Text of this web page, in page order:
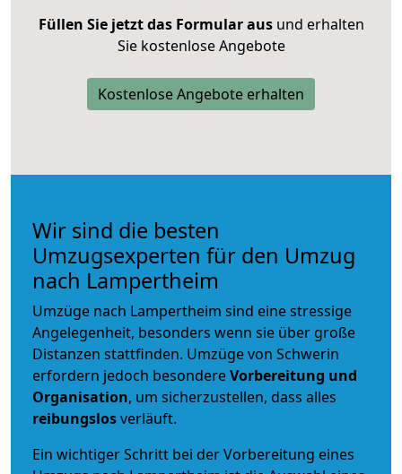
Füllen Sie jetzt das Formular ausund erhalten
Sie kostenlose Angebote
Kostenlose Angebote erhalten
Wir sind die besten
Umzugsexperten für den Umzug
nach Lampertheim
Umzüge nach Lampertheim sind eine stressige
Angelegenheit, besonders wenn sie über große
Distanzen stattfinden. Umzüge von Schwerin
erfordern jedoch besondereVorbereitung und
Organisation, um sicherzustellen, dass alles
reibungslosverläuft.
Ein wichtiger Schritt bei der Vorbereitung eines